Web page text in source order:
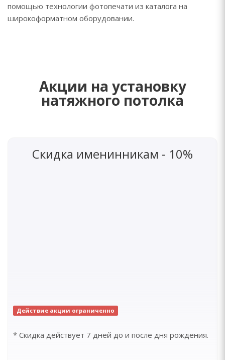
помощью технологии фотопечати из каталога на
широкоформатном оборудовании.
Акции на установку
натяжного потолка
Скидка именинникам - 10%
Действие акции ограниченно
* Скидка действует 7 дней до и после дня рождения.